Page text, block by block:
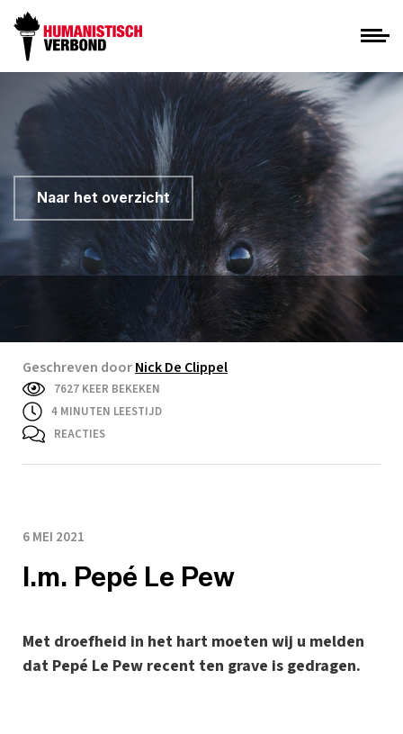
Naar het overzicht
Geschreven doorNick De Clippel
7627 KEER BEKEKEN
4 MINUTEN LEESTIJD
REACTIES
6 MEI 2021
I.m. Pepé Le Pew
Met droefheid in het hart moeten wij u melden
dat Pepé Le Pew recent ten grave is gedragen.